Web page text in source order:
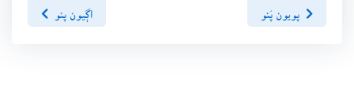
پويون پَنو اڳيون پنو